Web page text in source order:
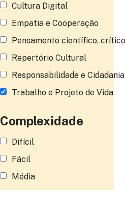
Cultura Digital
Empatia e Cooperação
Pensamento científico,
Repertório Cultural
Responsabilidade e Cidadania
Trabalho e Projeto de Vida
Complexidade
Difícil
Fácil
Média